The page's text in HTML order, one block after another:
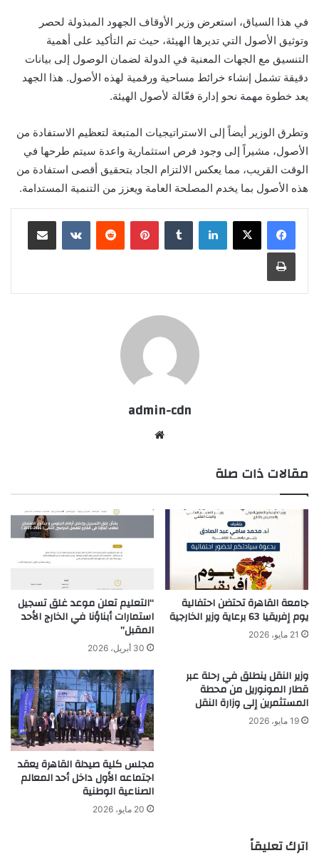
في هذا السياق، استعرض وزير الأوقاف الجهود المبذولة لحصر
وتوثيق الأصول التي تديرها الهيئة، حيث تم التأكيد على أهمية
التنسيق مع الجهات المعنية في الدولة لضمان الوصول إلى بيانات
دقيقة تشمل إنشاء خرائط مساحية ورقمية لهذه الأصول. هذا الجهد
يعد خطوة مهمة نحو إدارة فعّالة لأصول الهيئة.
وتطرق الوزير أيضاً إلى الاستراتيجيات المتبعة لتعظيم الاستفادة من
الأصول، مشيراً إلى وجود فرص استثمارية واعدة سيتم طرحها في
الوقت القريب، مما يعكس الالتزام الجاد بتحقيق أقصى استفادة من
هذه الأصول بما يخدم المصلحة العامة ويعزز من التنمية المستدامة.
لينكدإن بينتيريست مشاركة عبر البريد
طباعة
admin-cdn
مقالات ذات صلة
جامعة القاهرة تحتضن احتفالية
يوم إفريقيا 63 برعاية وزير الخارجية
21 مايو، 2026
“التعليم تعلن موعد غلق تسجيل
استمارات أبناؤنا في الخارج الأحد
المقبل”
30 أبريل، 2026
وزير النقل ينطلق في رحلة عبر
قطار المونوريل من محطة
المستثمرين إلى وزارة النقل
19 مايو، 2026
مجلس كلية صيدلة القاهرة يعقد
اجتماعه الأول داخل أحد المعالم
الصناعية الوطنية
20 مايو، 2026
اترك تعليقاً